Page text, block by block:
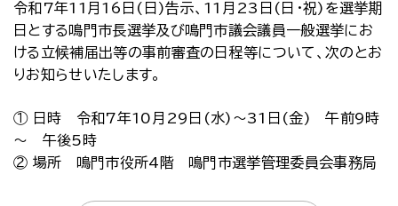
令和7年11月16日(日)告示、11月23日(日・祝)を選挙期
日とする鳴門市長選挙及び鳴門市議会議員一般選挙にお
ける立候補届出等の事前審査の日程等について、次のとお
りお知らせいたします。
① 日時 令和7年10月29日(水)～31日(金) 午前9時
～ 午後5時
② 場所 鳴門市役所4階 鳴門市選挙管理委員会事務局